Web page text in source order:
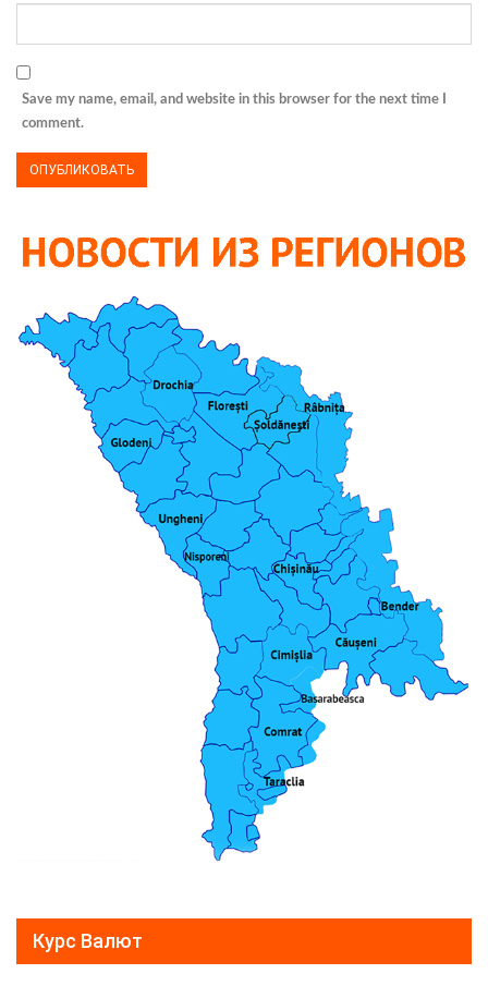
Save my name, email, and website in this browser for the next time I
comment.
Курс Валют